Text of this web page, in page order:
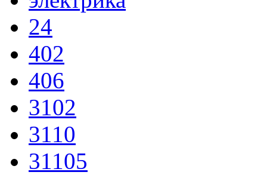
24
402
406
3102
3110
31105